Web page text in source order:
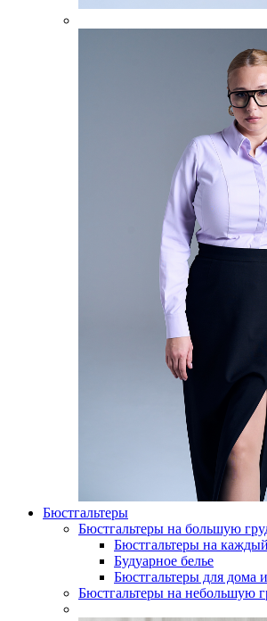
Бюстгальтеры
Бюстгальтеры на большую
Бюстгальтеры на
Будуарное белье
Бюстгальтеры для дома
Бюстгальтеры на небольшую